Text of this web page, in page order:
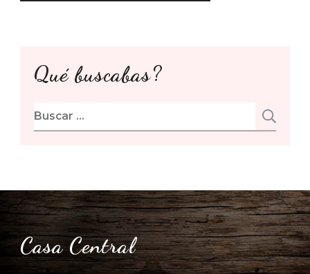
Qué buscabas?
Buscar:
Casa Central